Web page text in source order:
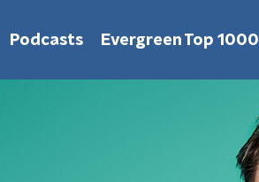
Podcasts Evergreen Top 1000